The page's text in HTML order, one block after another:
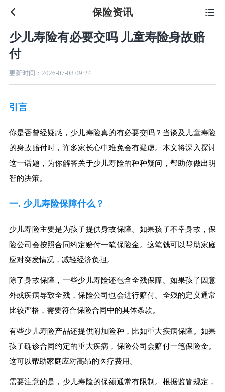
 保险资讯
少儿寿险有必要交吗 儿童寿险身故赔
付
更新时间： 2026-07-08 09:24
引言
你是否曾经疑惑，少儿寿险真的有必要交吗？当谈及儿童寿险
的身故赔付时，许多家长心中难免会有疑虑。本文将深入探讨
这一话题，为你解答关于少儿寿险的种种疑问，帮助你做出明
智的决策。
一. 少儿寿险保障什么？
少儿寿险主要是为孩子提供身故保障。如果孩子不幸身故，保
险公司会按照合同约定赔付一笔保险金。这笔钱可以帮助家庭
应对突发情况，减轻经济负担。
除了身故保障，一些少儿寿险还包含全残保障。如果孩子因意
外或疾病导致全残，保险公司也会进行赔付。全残的定义通常
比较严格，需要符合保险合同中的具体条款。
有些少儿寿险产品还提供附加险种，比如重大疾病保障。如果
孩子确诊合同约定的重大疾病，保险公司会赔付一笔保险金。
这可以帮助家庭应对高昂的医疗费用。
需要注意的是，少儿寿险的保额通常有限制。根据监管规定，